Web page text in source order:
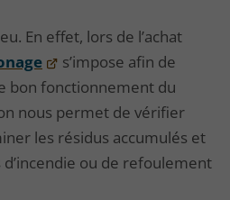
En effet, lors de l’achat
s’impose afin de
bon fonctionnement du
nous permet de vérifier
les résidus accumulés et
ou de refoulement